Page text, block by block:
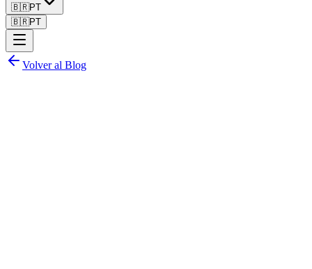
🇧🇷PT
🇧🇷PT
Volver al Blog